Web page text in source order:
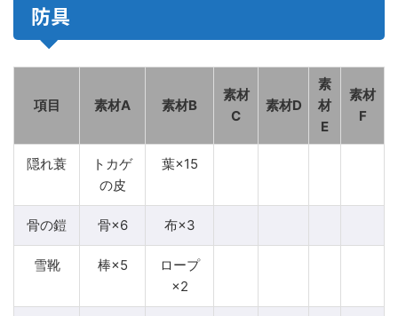
防具
項目 素材A 素材B
素材
C
素材D
素
材
E
素材
F
隠れ蓑
トカゲ
の皮
葉×15
骨の鎧 骨×6 布×3
雪靴 棒×5
ロープ
×2